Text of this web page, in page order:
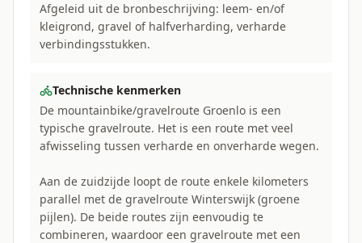
Afgeleid uit de bronbeschrijving: leem- en/of
kleigrond, gravel of halfverharding, verharde
verbindingsstukken.
Technische kenmerken
De mountainbike/gravelroute Groenlo is een
typische gravelroute. Het is een route met veel
afwisseling tussen verharde en onverharde wegen.
Aan de zuidzijde loopt de route enkele kilometers
parallel met de gravelroute Winterswijk (groene
pijlen). De beide routes zijn eenvoudig te
combineren, waardoor een gravelroute met een